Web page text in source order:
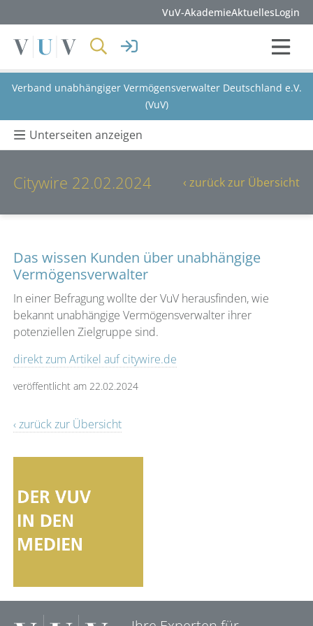
VuV-AkademieAktuellesLogin
Verband unabhängiger Vermögensverwalter Deutschland e.V.
(VuV)
Unterseiten anzeigen
Citywire 22.02.2024 ‹ zurück zur Übersicht
Das wissen Kunden über unabhängige
Vermögensverwalter
In einer Befragung wollte der VuV herausfinden, wie
bekannt unabhängige Vermögensverwalter ihrer
potenziellen Zielgruppe sind.
direkt zum Artikel auf citywire.de
veröffentlicht am 22.02.2024
‹ zurück zur Übersicht